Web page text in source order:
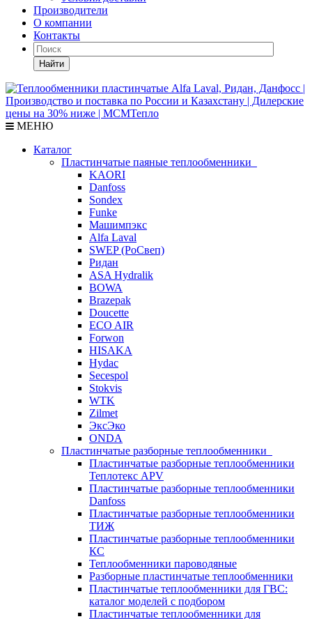
Производители
О компании
Контакты
Найти
МЕНЮ
Каталог
Пластинчатые паяные теплообменники
KAORI
Danfoss
Sondex
Funke
Машимпэкс
Alfa Laval
SWEP (РоСвеп)
Ридан
ASA Hydralik
BOWA
Brazepak
Doucette
ECO AIR
Forwon
HISAKA
Hydac
Secespol
Stokvis
WTK
Zilmet
ЭксЭко
ONDA
Пластинчатые разборные теплообменники
Пластинчатые разборные теплообменники
Теплотекс APV
Пластинчатые разборные теплообменники
Danfoss
Пластинчатые разборные теплообменники
ТИЖ
Пластинчатые разборные теплообменники
КC
Теплообменники пароводяные
Разборные пластинчатые теплообменники
Пластинчатые теплообменники для ГВС:
каталог моделей с подбором
Пластинчатые теплообменники для